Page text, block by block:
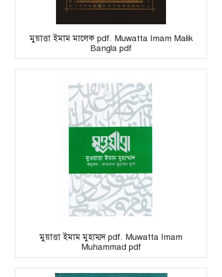
মুয়াত্তা ইমাম মালেক pdf. Muwatta Imam Malik
Bangla pdf
মুয়াত্তা ইমাম মুহাম্মদ pdf. Muwatta Imam
Muhammad pdf